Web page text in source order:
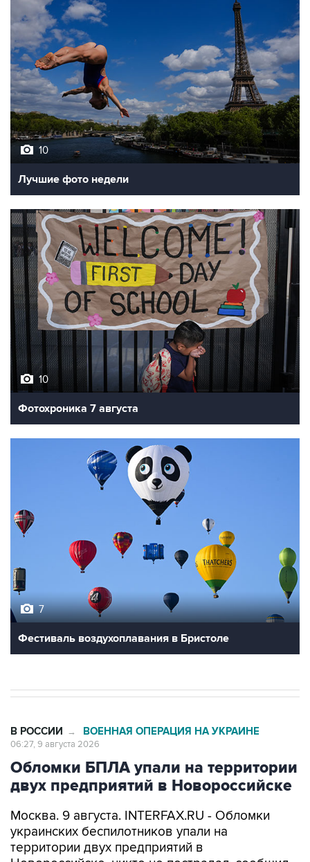
10
Лучшие фото недели
10
Фотохроника 7 августа
Фестиваль воздухоплавания в Бристоле
Обломки БПЛА упали на территории
двух предприятий в Новороссийске
Москва. 9 августа. INTERFAX.RU - Обломки
территории двух предприятий в
Новороссийске, никто не пострадал, сообщил
глава города Андрей Кравченко в своем